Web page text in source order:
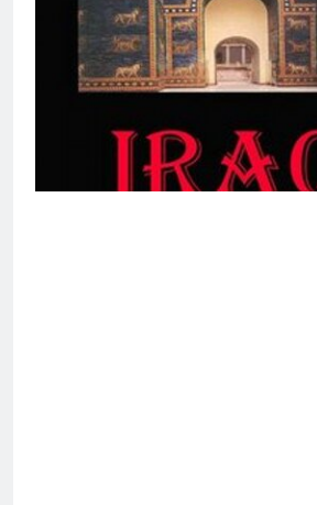
16 ساعة Ago
كان المدير اقوى من الوزير
؟